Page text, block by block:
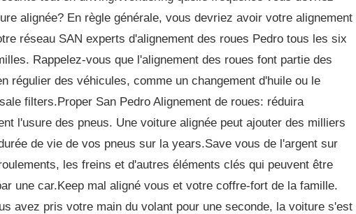
alignée? En règle générale, vous devriez avoir votre alignement
réseau SAN experts d'alignement des roues Pedro tous les six
Rappelez-vous que l'alignement des roues font partie des
régulier des véhicules, comme un changement d'huile ou le
filters.Proper San Pedro Alignement de roues: réduira
l'usure des pneus. Une voiture alignée peut ajouter des milliers
de vie de vos pneus sur la years.Save vous de l'argent sur
les freins et d'autres éléments clés qui peuvent être
une car.Keep mal aligné vous et votre coffre-fort de la famille.
avez pris votre main du volant pour une seconde, la voiture s'est